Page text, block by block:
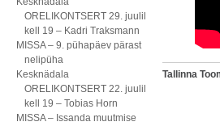
ORELIKONTSERT 29. juulil
kell 19 – Kadri Traksmann
MISSA – 9. pühapäev pärast
nelipüha
Kesknädala
ORELIKONTSERT 22. juulil
kell 19 – Tobias Horn
MISSA – Issanda muutmise
Tallinna